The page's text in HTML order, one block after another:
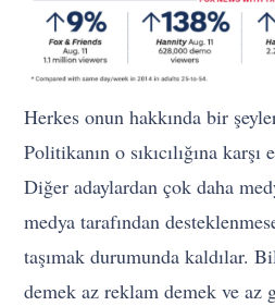
Herkes onun hakkında bir
Politikanın o sıkıcılığına
Diğer adaylardan çok daha
medya tarafından
taşımak durumunda kaldılar.
demek az reklam demek ve az